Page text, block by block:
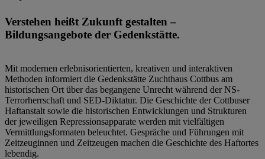
Verstehen heißt Zukunft gestalten –
Bildungsangebote der Gedenkstätte.
Mit modernen erlebnisorientierten, kreativen und interaktiven
Methoden informiert die Gedenkstätte Zuchthaus Cottbus am
historischen Ort über das begangene Unrecht während der NS-
Terrorherrschaft und SED-Diktatur. Die Geschichte der Cottbuser
Haftanstalt sowie die historischen Entwicklungen und Strukturen
der jeweiligen Repressionsapparate werden mit vielfältigen
Vermittlungsformaten beleuchtet. Gespräche und Führungen mit
Zeitzeuginnen und Zeitzeugen machen die Geschichte des Haftortes
lebendig.